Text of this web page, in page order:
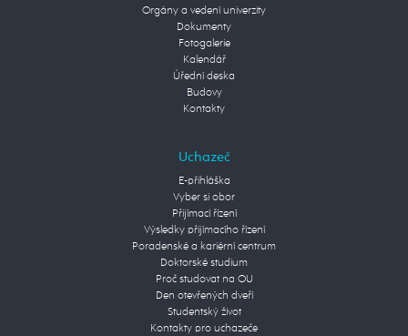
Orgány a vedení univerzity
Dokumenty
Fotogalerie
Kalendář
Úřední deska
Budovy
Kontakty
Uchazeč
E-přihláška
Vyber si obor
Přijímací řízení
Výsledky přijímacího řízení
Poradenské a kariérní centrum
Doktorské studium
Proč studovat na OU
Den otevřených dveří
Studentský život
Kontakty pro uchazeče